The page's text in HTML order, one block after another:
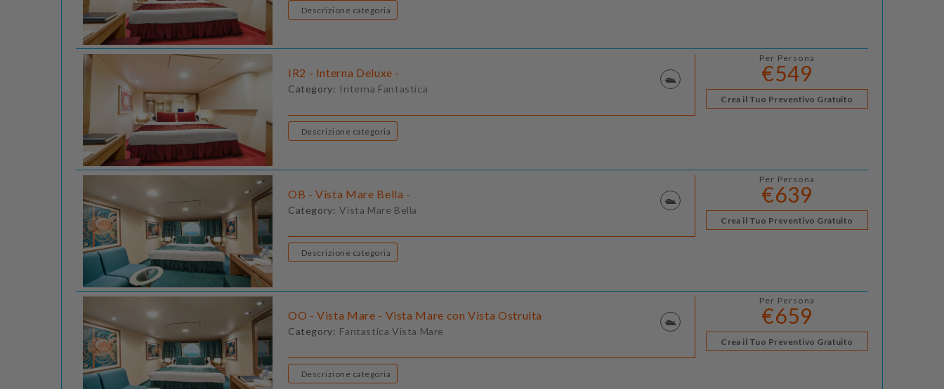
Descrizione categoria
IR2 - Interna Deluxe -
Category: Interna Fantastica
Per Persona
€549
Crea il Tuo Preventivo Gratuito
Descrizione categoria
OB - Vista Mare Bella -
Category: Vista Mare Bella
Per Persona
€639
Crea il Tuo Preventivo Gratuito
Descrizione categoria
OO - Vista Mare - Vista Mare con Vista Ostruita
Category: Fantastica Vista Mare
Per Persona
€659
Crea il Tuo Preventivo Gratuito
Descrizione categoria